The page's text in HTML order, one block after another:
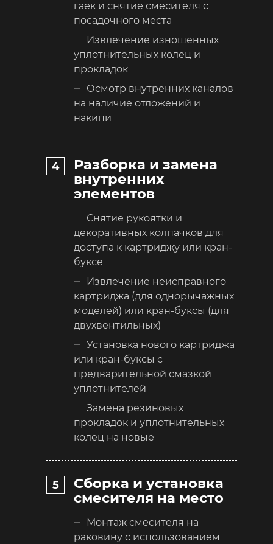
гаек и снятие смесителя с
посадочного места
Извлечение изношенных
уплотнительных колец и
прокладок
Осмотр внутренних каналов
на наличие отложений и
накипи
Разборка и замена
внутренних
элементов
Снятие рукоятки и
декоративных колпачков для
доступа к картриджу или кран-
буксе
Извлечение неисправного
картриджа (для однорычажных
моделей) или кран-буксы (для
двухвентильных)
Установка нового картриджа
или кран-буксы с
предварительной смазкой
уплотнителей
Замена резиновых
прокладок и уплотнительных
колец на новые
Сборка и установка
смесителя на место
Монтаж смесителя на
раковину с использованием